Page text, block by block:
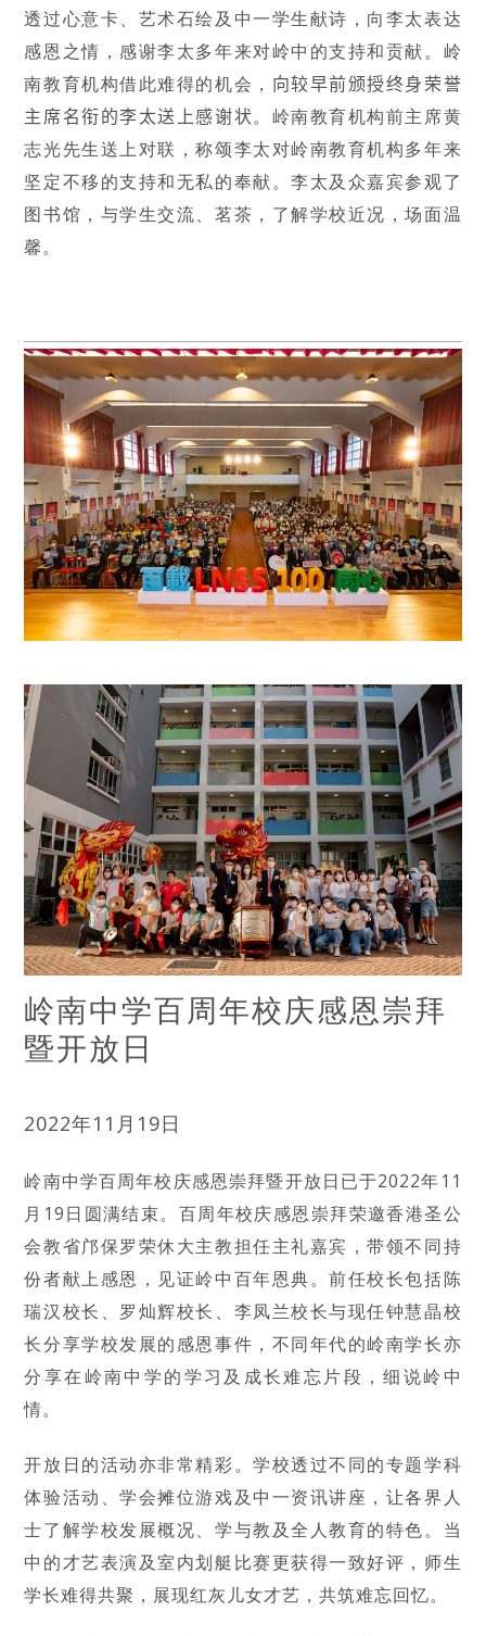
透过心意卡、艺术石绘及中一学生献诗，向李太表达
感恩之情，感谢李太多年来对岭中的支持和贡献。岭
南教育机构借此难得的机会， 向较早前颁授终身荣誉
主席名衔的李太送上感谢状。岭南教育机构前主席黄
志光先生送上对联，称颂李太对岭南教育机构多年来
坚定不移的支持和无私的奉献。李太及众嘉宾参观了
图书馆，与学生交流、茗茶，了解学校近况，场面温
馨。
岭南中学百周年校庆感恩崇拜
暨开放日
2022年11月19日
岭南中学百周年校庆感恩崇拜暨开放日已于2022年11
月19日圆满结束。百周年校庆感恩崇拜荣邀香港圣公
会教省邝保罗荣休大主教担任主礼嘉宾，带领不同持
份者献上感恩，见证岭中百年恩典。前任校长包括陈
瑞汉校长、罗灿辉校长、李凤兰校长与现任钟慧晶校
长分享学校发展的感恩事件，不同年代的岭南学长亦
分享在岭南中学的学习及成长难忘片段，细说岭中
情。
开放日的活动亦非常精彩。学校透过不同的专题学科
体验活动、学会摊位游戏及中一资讯讲座，让各界人
士了解学校发展概况、学与教及全人教育的特色。当
中的才艺表演及室内划艇比赛更获得一致好评，师生
学长难得共聚，展现红灰儿女才艺，共筑难忘回忆。